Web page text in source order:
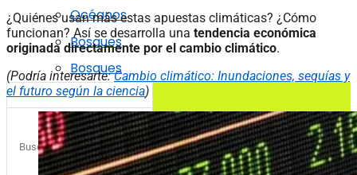
Bosques
Océanos
Bosques
¿Quiénes usan más estas apuestas climáticas? ¿Cómo
funcionan? Así se desarrolla una tendencia económica
originada directamente por el cambio climático.
(Podría interesarte:Cambio climático: Inundaciones, sequías y
el futuro según la ciencia)